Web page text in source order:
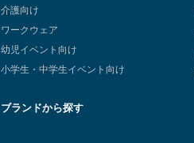
介護向け
ワークウェア
幼児イベント向け
小学生・中学生イベント向け
ブランドから探す